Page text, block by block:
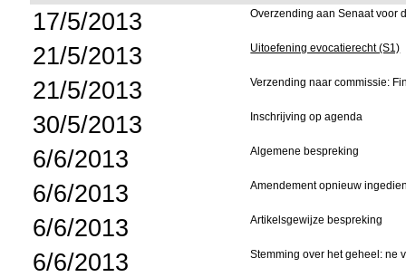
17/5/2013 Overzending aan Senaat voor
21/5/2013 Uitoefening evocatierecht (S1)
21/5/2013 Verzending naar commissie:
30/5/2013 Inschrijving op agenda
6/6/2013 Algemene bespreking
6/6/2013 Amendement opnieuw
6/6/2013 Artikelsgewijze bespreking
6/6/2013 Stemming over het geheel: ne